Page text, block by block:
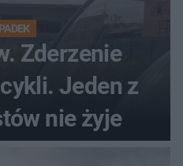
Zderzenie
Jeden z
nie żyje